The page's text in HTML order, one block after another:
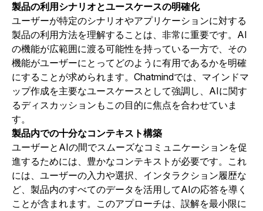
製品の利用シナリオとユースケースの明確化
ユーザーが特定のシナリオやアプリケーションに対する
製品の利用方法を理解することは、非常に重要です。AI
の機能が広範囲に渡る可能性を持っている一方で、その
機能がユーザーにとってどのように有用であるかを明確
にすることが求められます。Chatmindでは、マインドマ
ップ作成を主要なユースケースとして強調し、AIに関す
るディスカッションもこの目的に焦点を合わせていま
す。
製品内での十分なコンテキスト構築
ユーザーとAIの間でスムーズなコミュニケーションを促
進するためには、豊かなコンテキストが必要です。これ
には、ユーザーの入力や選択、インタラクション履歴な
ど、製品内のすべてのデータを活用してAIの応答を導く
ことが含まれます。このアプローチは、誤解を最小限に